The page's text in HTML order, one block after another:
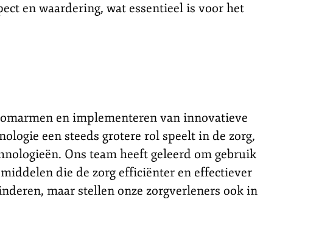
en waardering, wat essentieel is voor het
en implementeren van innovatieve
een steeds grotere rol speelt in de zorg,
Ons team heeft geleerd om gebruik
die de zorg efficiënter en effectiever
maar stellen onze zorgverleners ook in